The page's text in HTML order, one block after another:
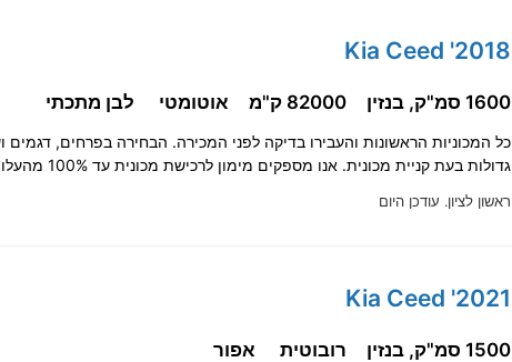
2018' Kia Ceed
ראשון לציון. עודכן היום
1600 סמ"ק, בנזין 82000 ק"מ אוטומטי לבן מתכתי
כל המכוניות הראשונות והעבירו בדיקה לפני המכירה. הבחירה בפרחים, דגמים
גדולות בעת קניית מכונית. אנו מספקים מימון לרכישת מכונית עד 100% מהעלות, …
2021' Kia Ceed
1500 סמ"ק, בנזין רובוטית אפור